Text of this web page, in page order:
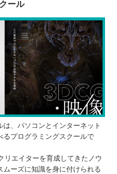
ール
、パソコンとインターネット
るプログラミングスクールで
リエイターを育成してきたノウ
ーズに知識を身に付けられる